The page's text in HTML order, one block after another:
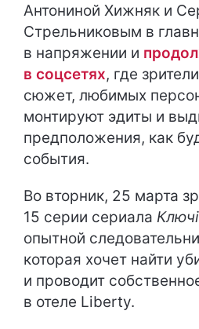
Антониной Хижняк и
Стрельниковым в
в напряжении и
в соцсетях, где
сюжет, любимых
монтируют эдиты и
предположения, как
события.
Во вторник, 25 марта
15 серии сериала
опытной
которая хочет найти
и проводит
в отеле Liberty.